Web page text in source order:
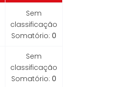
Sem
classificação
Somatório: 0
Sem
classificação
Somatório: 0